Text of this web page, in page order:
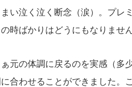
い泣く泣く断念（涙）。プレ
時ばかりはどうにもなりませ
元の体調に戻るのを実感（多
合わせることができました。